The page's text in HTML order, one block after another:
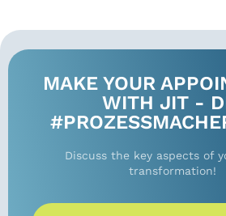
MAKE YOUR
WITH JIT -
Discuss the key aspects of
transformation!